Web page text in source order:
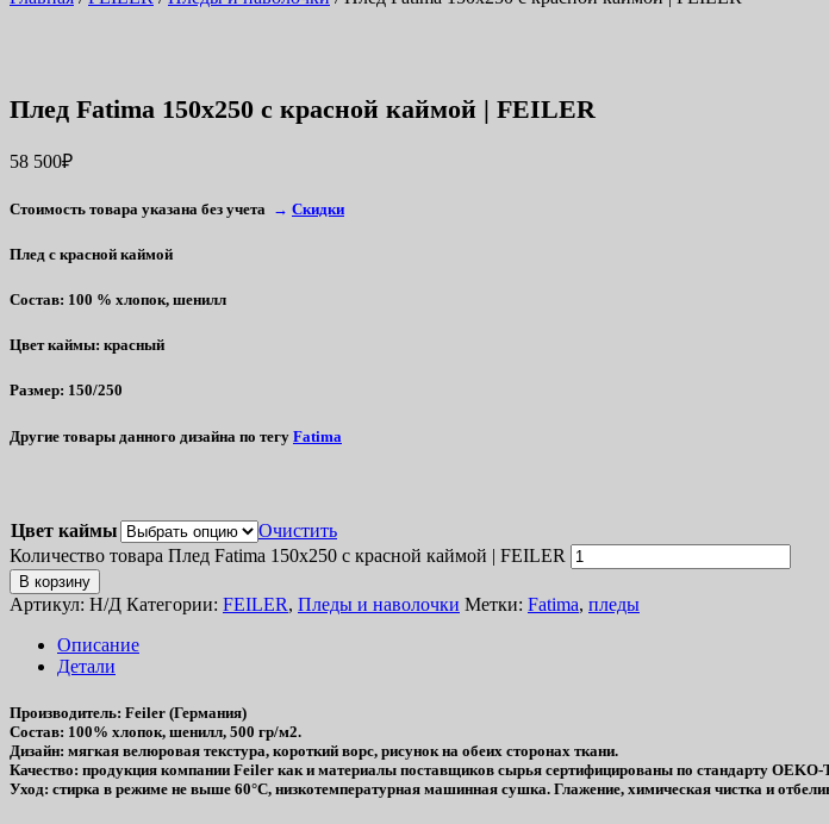
Плед Fatima 150х250 с красной каймой | FEILER
58 500₽
Стоимость товара указана без учета → Скидки
Плед с красной каймой
Состав: 100 % хлопок, шенилл
Цвет каймы: красный
Размер: 150/250
Другие товары данного дизайна по тегу Fatima
Цвет каймы
Очистить
Количество товара Плед Fatima 150х250 с красной каймой | FEILER
В корзину
Артикул: Н/Д Категории: FEILER, Пледы и наволочки Метки: Fatima, пледы
Описание
Детали
Производитель: Feiler (Германия)
Состав: 100% хлопок, шенилл, 500 гр/м2.
Дизайн: мягкая велюровая текстура, короткий ворс, рисунок на обеих сторонах ткани.
Качество: продукция компании Feiler как и материалы поставщиков сырья сертифицированы по стандарту
Уход: стирка в режиме не выше 60°C, низкотемпературная машинная сушка. Глажение, химическая чистка и